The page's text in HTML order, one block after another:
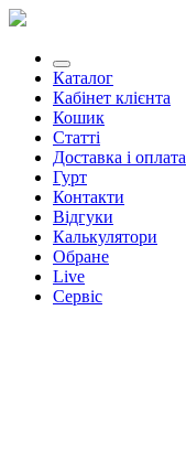
Каталог
Кабінет клієнта
Кошик
Статті
Доставка і оплата
Гурт
Контакти
Відгуки
Калькулятори
Обране
Live
Сервіс